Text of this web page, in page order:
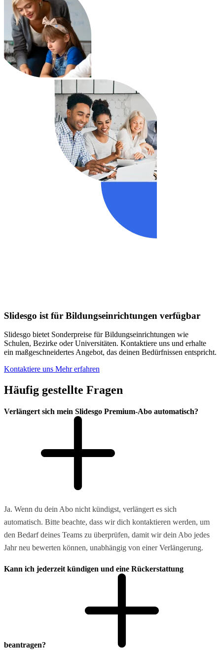
Slidesgo ist für Bildungseinrichtungen verfügbar
Slidesgo bietet Sonderpreise für Bildungseinrichtungen wie
Schulen, Bezirke oder Universitäten. Kontaktiere uns und erhalte
ein maßgeschneidertes Angebot, das deinen Bedürfnissen entspricht.
Kontaktiere uns Mehr erfahren
Häufig gestellte Fragen
Verlängert sich mein Slidesgo Premium-Abo automatisch?
Ja. Wenn du dein Abo nicht kündigst, verlängert es sich
automatisch. Bitte beachte, dass wir dich kontaktieren werden, um
den Bedarf deines Teams zu überprüfen, damit wir dein Abo jedes
Jahr neu bewerten können, unabhängig von einer Verlängerung.
Kann ich jederzeit kündigen und eine Rückerstattung
beantragen?